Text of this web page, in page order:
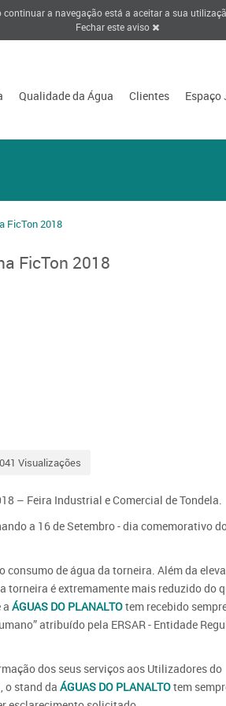
a navegação está a aceitar a sua
Fechar este aviso
Qualidade da Água Clientes Espaço
FicTon 2018
FicTon 2018
Visualizações
– Feira Industrial e Comercial de Tondela.
a 16 de Setembro - dia comemorativo
consumo de água da torneira. Além da
é extremamente mais reduzido do
a ÁGUAS DO PLANALTOtem recebido
atribuído pela ERSAR - Entidade
dos seus serviços aos Utilizadores do
o stand da ÁGUAS DO PLANALTOtem